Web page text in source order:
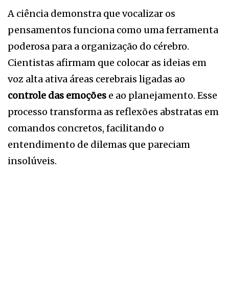
A ciência demonstra que vocalizar os
pensamentos funciona como uma ferramenta
poderosa para a organização do cérebro.
Cientistas afirmam que colocar as ideias em
voz alta ativa áreas cerebrais ligadas ao
controle das emoções e ao planejamento. Esse
processo transforma as reflexões abstratas em
comandos concretos, facilitando o
entendimento de dilemas que pareciam
insolúveis.